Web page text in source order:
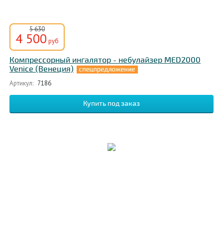
5 630
4 500 руб
Компрессорный ингалятор - небулайзер MED2000
Venice (Венеция)
Артикул: 7186